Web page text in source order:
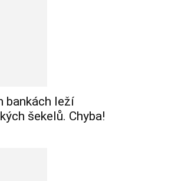
bankách leží
šekelů. Chyba!